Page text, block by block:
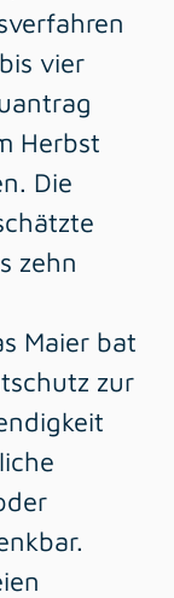
vier
Herbst
Die
zehn
Maier bat
zur